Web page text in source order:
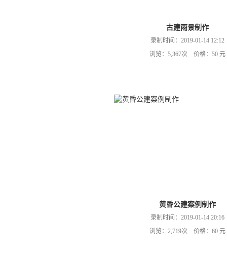
古建雨景制作
录制时间：2019-01-14 12:12
浏览：5,367次 价格：50 元
黄昏公建案例制作
录制时间：2019-01-14 20:16
浏览：2,719次 价格：60 元